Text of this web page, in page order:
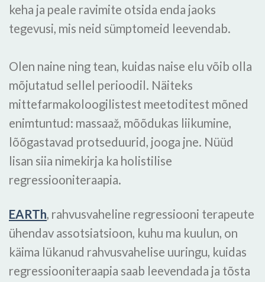
keha ja peale ravimite otsida enda jaoks
tegevusi, mis neid sümptomeid leevendab.
Olen naine ning tean, kuidas naise elu võib olla
mõjutatud sellel perioodil. Näiteks
mittefarmakoloogilistest meetoditest mõned
enimtuntud: massaaž, mõõdukas liikumine,
lõõgastavad protseduurid, jooga jne. Nüüd
lisan siia nimekirja ka holistilise
regressiooniteraapia.
EARTh, rahvusvaheline regressiooni terapeute
ühendav assotsiatsioon, kuhu ma kuulun, on
käima lükanud rahvusvahelise uuringu, kuidas
regressiooniteraapia saab leevendada ja tõsta